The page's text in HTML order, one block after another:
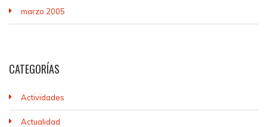
marzo 2005
CATEGORÍAS
Actividades
Actualidad